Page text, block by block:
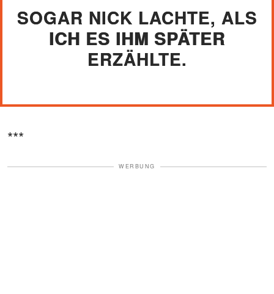
SOGAR NICK LACHTE, ALS
ICH ES IHM SPÄTER
ERZÄHLTE.
***
WERBUNG